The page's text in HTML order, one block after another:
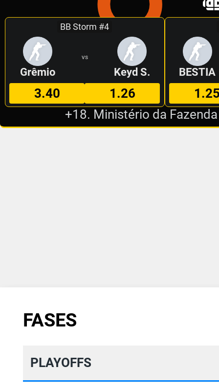
BB Storm #4
Grêmio
VS
Keyd S.
3.40 1.26
BESTIA
+18. Ministério da
FASES
PLAYOFFS